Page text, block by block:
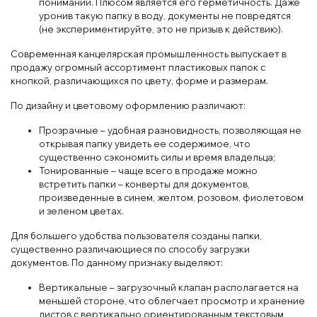
понимании. Плюсом является его герметичность. Даже
уронив такую папку в воду, документы не повредятся
(не экспериментируйте, это не призыв к действию).
Современная канцелярская промышленность выпускает в
продажу огромный ассортимент пластиковых папок с
кнопкой, различающихся по цвету, форме и размерам.
По дизайну и цветовому оформлению различают:
Прозрачные – удобная разновидность, позволяющая не
открывая папку увидеть ее содержимое, что
существенно сэкономить силы и время владельца;
Тонированные – чаще всего в продаже можно
встретить папки – конверты для документов,
произведенные в синем, желтом, розовом, фиолетовом
и зеленом цветах.
Для большего удобства пользователя созданы папки,
существенно различающиеся по способу загрузки
документов. По данному признаку выделяют:
Вертикальные – загрузочный клапан располагается на
меньшей стороне, что облегчает просмотр и хранение
листов с вертикально ориентированным текстовым